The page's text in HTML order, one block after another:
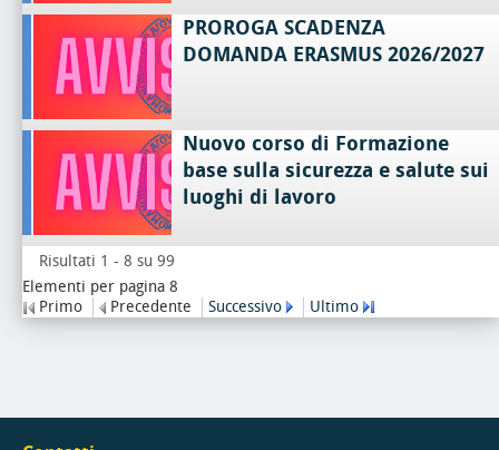
PROROGA SCADENZA
DOMANDA ERASMUS 2026/2027
Nuovo corso di Formazione
base sulla sicurezza e salute sui
luoghi di lavoro
Risultati 1 - 8 su 99
Elementi per pagina 8
Primo
Precedente Successivo Ultimo